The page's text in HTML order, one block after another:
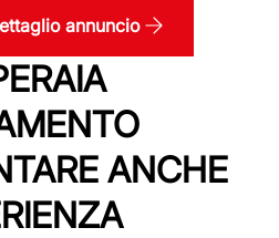
annuncio
ANCHE